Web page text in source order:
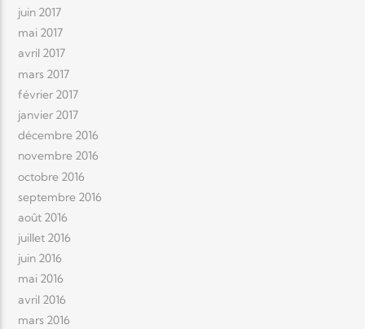
juin 2017
mai 2017
avril 2017
mars 2017
février 2017
janvier 2017
décembre 2016
novembre 2016
octobre 2016
septembre 2016
août 2016
juillet 2016
juin 2016
mai 2016
avril 2016
mars 2016